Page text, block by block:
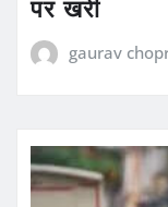
पर खरी
gaurav